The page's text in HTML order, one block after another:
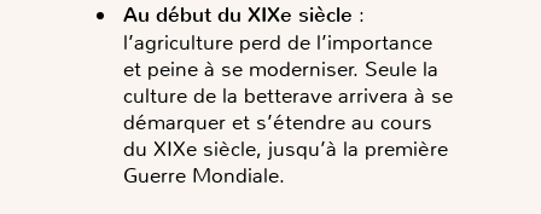
Au début du XIXe siècle :
l’agriculture perd de l’importance
et peine à se moderniser. Seule la
culture de la betterave arrivera à se
démarquer et s’étendre au cours
du XIXe siècle, jusqu’à la première
Guerre Mondiale.